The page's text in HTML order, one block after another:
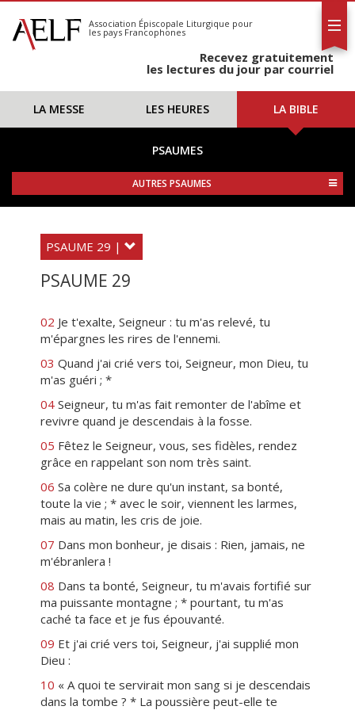
S'abonner
Calendrier
Association Épiscopale Liturgique pour
les pays Francophones
Recevez gratuitement
les lectures du jour par courriel
LA MESSE LES HEURES LA BIBLE
PSAUMES
AUTRES PSAUMES
PSAUME 29 |
PSAUME 29
02 Je t'exalte, Seigneur : tu m'as relevé, tu
m'épargnes les rires de l'ennemi.
03 Quand j'ai crié vers toi, Seigneur, mon Dieu, tu
m'as guéri ; *
04 Seigneur, tu m'as fait remonter de l'abîme et
revivre quand je descendais à la fosse.
05 Fêtez le Seigneur, vous, ses fidèles, rendez
grâce en rappelant son nom très saint.
06 Sa colère ne dure qu'un instant, sa bonté,
toute la vie ; * avec le soir, viennent les larmes,
mais au matin, les cris de joie.
07 Dans mon bonheur, je disais : Rien, jamais, ne
m'ébranlera !
08 Dans ta bonté, Seigneur, tu m'avais fortifié sur
ma puissante montagne ; * pourtant, tu m'as
caché ta face et je fus épouvanté.
09 Et j'ai crié vers toi, Seigneur, j'ai supplié mon
Dieu :
10 « A quoi te servirait mon sang si je descendais
dans la tombe ? * La poussière peut-elle te